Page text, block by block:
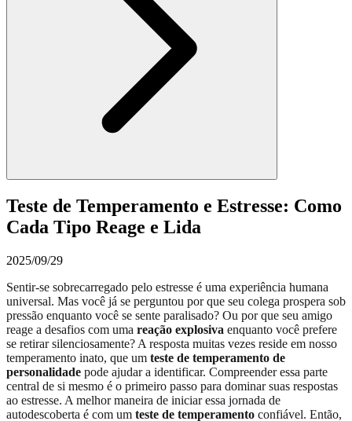
Teste de Temperamento e Estresse: Como
Cada Tipo Reage e Lida
2025/09/29
Sentir-se sobrecarregado pelo estresse é uma experiência humana
universal. Mas você já se perguntou por que seu colega prospera sob
pressão enquanto você se sente paralisado? Ou por que seu amigo
reage a desafios com uma reação explosiva enquanto você prefere
se retirar silenciosamente? A resposta muitas vezes reside em nosso
temperamento inato, que um teste de temperamento de
personalidade pode ajudar a identificar. Compreender essa parte
central de si mesmo é o primeiro passo para dominar suas respostas
ao estresse. A melhor maneira de iniciar essa jornada de
autodescoberta é com um teste de temperamento confiável. Então,